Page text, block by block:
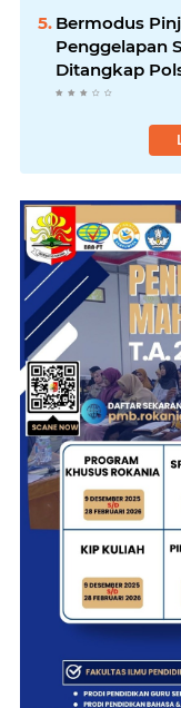
Bermodus
Penggelapan
Ditangkap